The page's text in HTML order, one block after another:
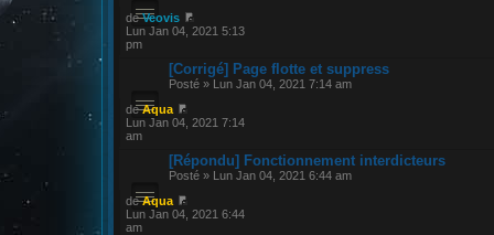
deVeovis
Lun Jan 04, 2021 5:13
pm
[Corrigé] Page flotte et suppress
Posté » Lun Jan 04, 2021 7:14 am
deAqua
Lun Jan 04, 2021 7:14
am
[Répondu] Fonctionnement interdicteurs
Posté » Lun Jan 04, 2021 6:44 am
deAqua
Lun Jan 04, 2021 6:44
am